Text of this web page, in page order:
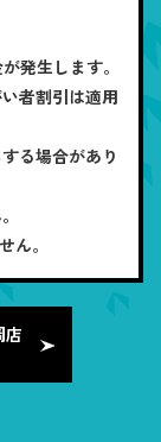
発生します。
者割引は適用
る場合があり
ん。
店